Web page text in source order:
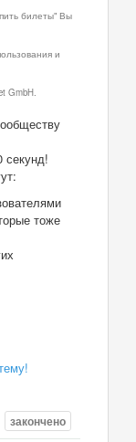
билеты" Вы
и
GmbH.
секунд!
тоже
закончено